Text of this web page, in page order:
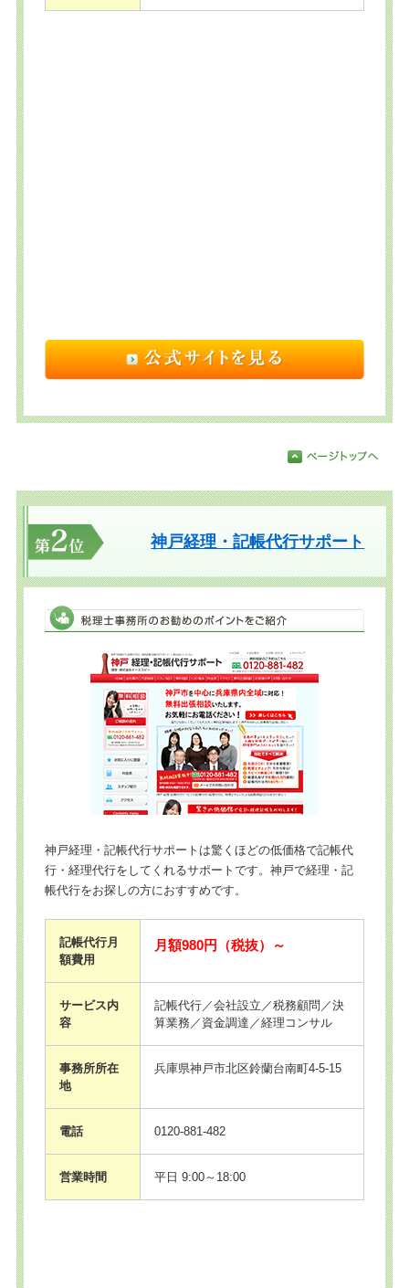
神戸経理・記帳代行サポート
神戸経理・記帳代行サポートは驚くほどの低価格で記帳代
行・経理代行をしてくれるサポートです。神戸で経理・記
帳代行をお探しの方におすすめです。
記帳代行月
額費用
月額980円（税抜）～
サービス内
容
記帳代行／会社設立／税務顧問／決
算業務／資金調達／経理コンサル
事務所所在
地
兵庫県神戸市北区鈴蘭台南町4-5-15
電話 0120-881-482
営業時間 平日 9:00～18:00